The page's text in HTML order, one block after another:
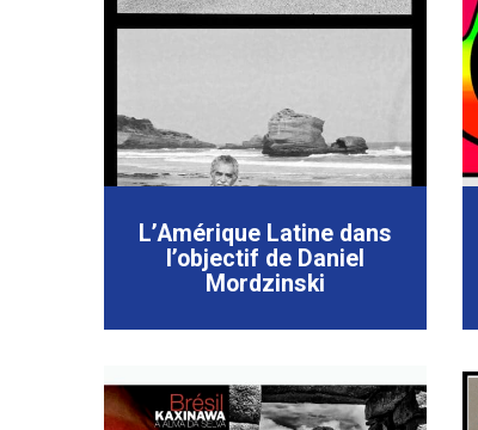
L’Amérique Latine dans
l’objectif de Daniel
Mordzinski